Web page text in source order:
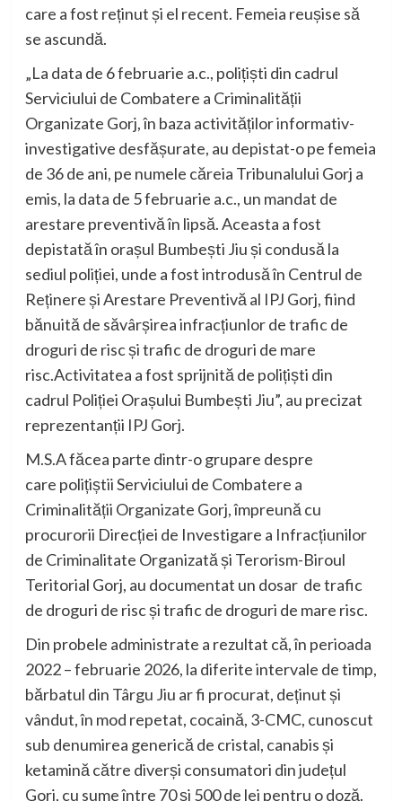
care a fost reținut și el recent. Femeia reușise să
se ascundă.
„La data de 6 februarie a.c., polițiști din cadrul
Serviciului de Combatere a Criminalității
Organizate Gorj, în baza activităților informativ-
investigative desfășurate, au depistat-o pe femeia
de 36 de ani, pe numele căreia Tribunalului Gorj a
emis, la data de 5 februarie a.c., un mandat de
arestare preventivă în lipsă. Aceasta a fost
depistată în orașul Bumbești Jiu și condusă la
sediul poliției, unde a fost introdusă în Centrul de
Reținere și Arestare Preventivă al IPJ Gorj, fiind
bănuită de săvârșirea infracțiunlor de trafic de
droguri de risc și trafic de droguri de mare
risc.Activitatea a fost sprijnită de polițiști din
cadrul Poliției Orașului Bumbești Jiu”, au precizat
reprezentanții IPJ Gorj.
M.S.A făcea parte dintr-o grupare despre
care polițiștii Serviciului de Combatere a
Criminalității Organizate Gorj, împreună cu
procurorii Direcției de Investigare a Infracțiunilor
de Criminalitate Organizată și Terorism-Biroul
Teritorial Gorj, au documentat un dosar de trafic
de droguri de risc și trafic de droguri de mare risc.
Din probele administrate a rezultat că, în perioada
2022 – februarie 2026, la diferite intervale de timp,
bărbatul din Târgu Jiu ar fi procurat, deținut și
vândut, în mod repetat, cocaină, 3-CMC, cunoscut
sub denumirea generică de cristal, canabis și
ketamină către diverși consumatori din județul
Gorj, cu sume între 70 și 500 de lei pentru o doză.